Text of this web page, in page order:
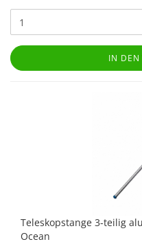
IN DEN
Teleskopstange 3-teilig
Ocean